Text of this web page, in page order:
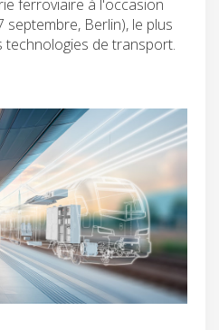
ferroviaire à l'occasion
Berlin), le plus
technologies de transport.